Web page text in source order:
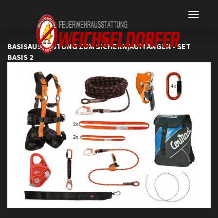
BASISAUSRÜSTUNG ZUM SICHERN/AUFFANGEN - SET
BASIS 2